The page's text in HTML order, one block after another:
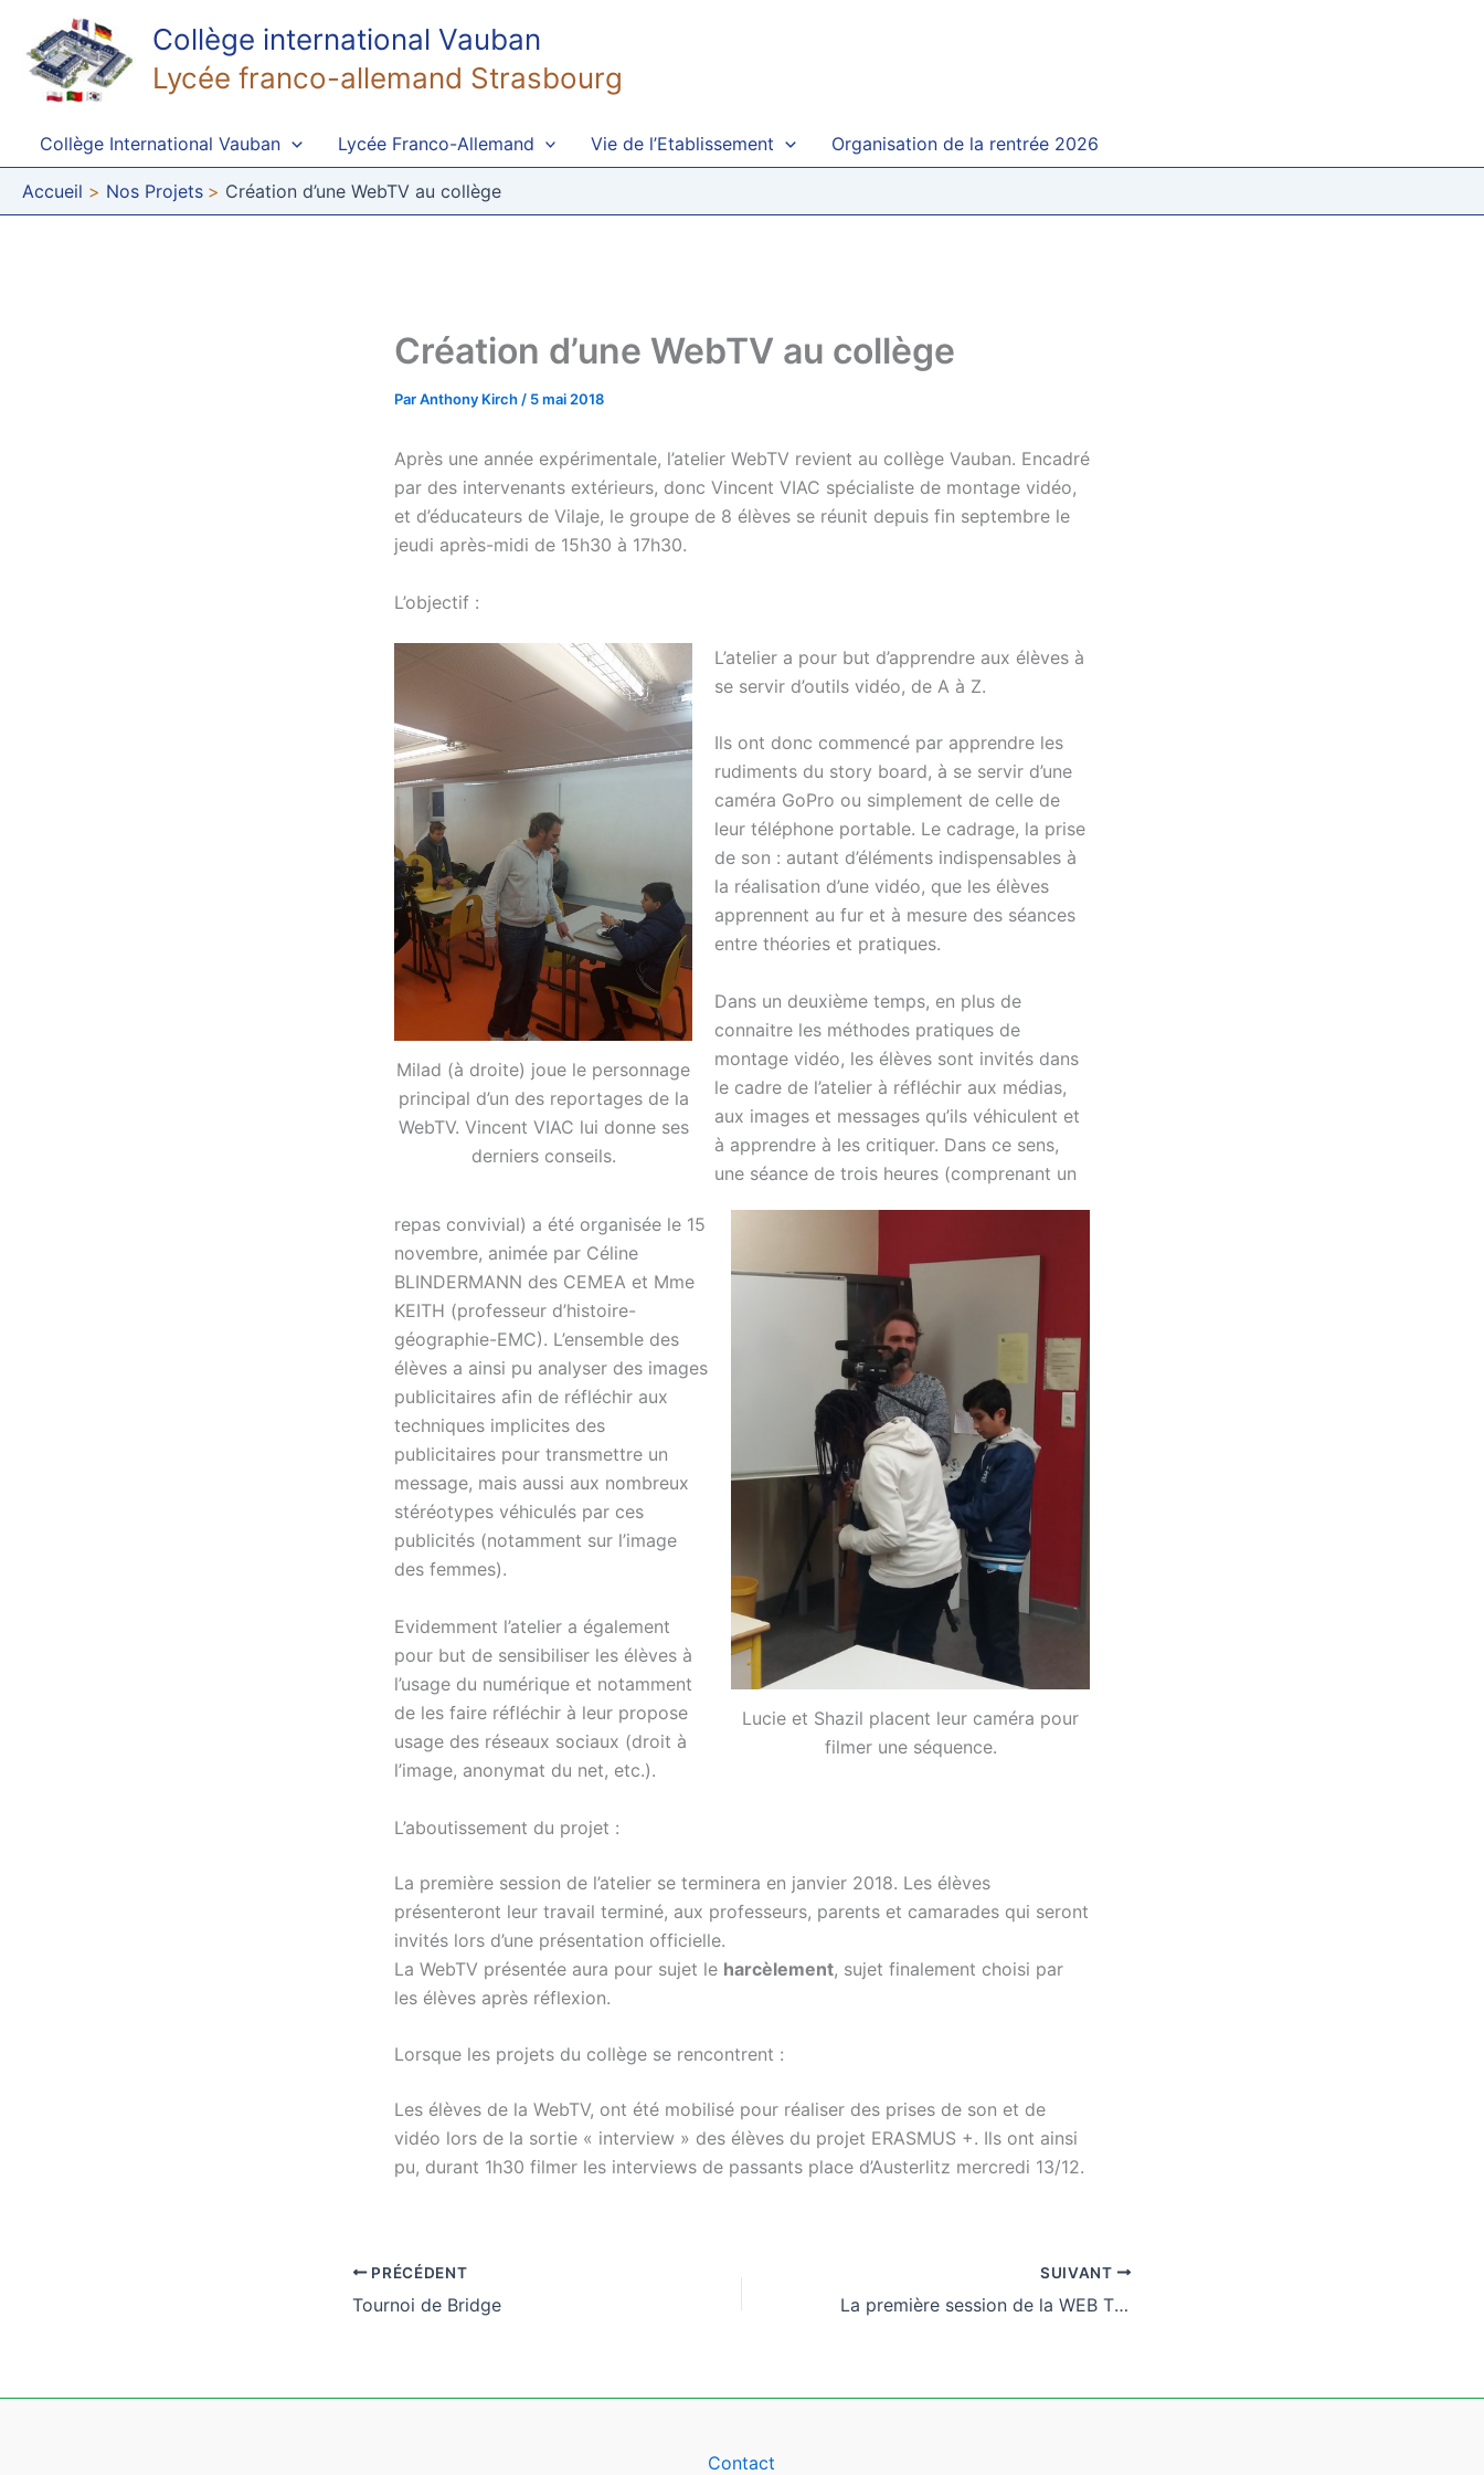
contenu
Collège international Vauban
Lycée franco-allemand Strasbourg
Collège International Vauban Lycée Franco-Allemand Vie de l’Etablissement Organisation de la rentrée 2026
Accueil Nos Projets Création d’une WebTV au collège
Création d’une WebTV au collège
ParAnthony Kirch / 5 mai 2018
Après une année expérimentale, l’atelier WebTV revient au collège Vauban. Encadré
par des intervenants extérieurs, donc Vincent VIAC spécialiste de montage vidéo,
et d’éducateurs de Vilaje, le groupe de 8 élèves se réunit depuis fin septembre le
jeudi après-midi de 15h30 à 17h30.
L’objectif :
Milad (à droite) joue le personnage
principal d’un des reportages de la
WebTV. Vincent VIAC lui donne ses
derniers conseils.
L’atelier a pour but d’apprendre aux élèves à
se servir d’outils vidéo, de A à Z.
Ils ont donc commencé par apprendre les
rudiments du story board, à se servir d’une
caméra GoPro ou simplement de celle de
leur téléphone portable. Le cadrage, la prise
de son : autant d’éléments indispensables à
la réalisation d’une vidéo, que les élèves
apprennent au fur et à mesure des séances
entre théories et pratiques.
Lucie et Shazil placent leur caméra pour
filmer une séquence.
Dans un deuxième temps, en plus de
connaitre les méthodes pratiques de
montage vidéo, les élèves sont invités dans
le cadre de l’atelier à réfléchir aux médias,
aux images et messages qu’ils véhiculent et
à apprendre à les critiquer. Dans ce sens,
une séance de trois heures (comprenant un
repas convivial) a été organisée le 15
novembre, animée par Céline
BLINDERMANN des CEMEA et Mme
KEITH (professeur d’histoire-
géographie-EMC). L’ensemble des
élèves a ainsi pu analyser des images
publicitaires afin de réfléchir aux
techniques implicites des
publicitaires pour transmettre un
message, mais aussi aux nombreux
stéréotypes véhiculés par ces
publicités (notamment sur l’image
des femmes).
Evidemment l’atelier a également
pour but de sensibiliser les élèves à
l’usage du numérique et notamment
de les faire réfléchir à leur propose
usage des réseaux sociaux (droit à
l’image, anonymat du net, etc.).
L’aboutissement du projet :
La première session de l’atelier se terminera en janvier 2018. Les élèves
présenteront leur travail terminé, aux professeurs, parents et camarades qui seront
invités lors d’une présentation officielle.
La WebTV présentée aura pour sujet le harcèlement, sujet finalement choisi par
les élèves après réflexion.
Lorsque les projets du collège se rencontrent :
Les élèves de la WebTV, ont été mobilisé pour réaliser des prises de son et de
vidéo lors de la sortie « interview » des élèves du projet ERASMUS +. Ils ont ainsi
pu, durant 1h30 filmer les interviews de passants place d’Austerlitz mercredi 13/12.
PRÉCÉDENT
Tournoi de Bridge
SUIVANT
La première session de la WEB TV est terminée !
Contact